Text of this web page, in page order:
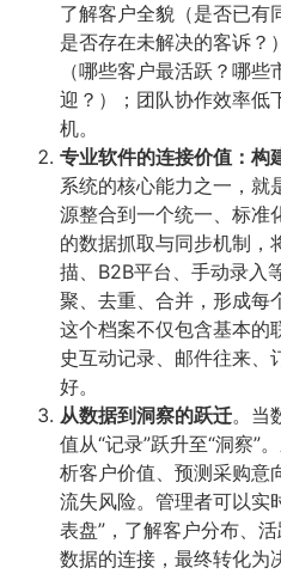
了解客户全貌（是否已有
是否存在未解决的客诉？
（哪些客户最活跃？哪
迎？）；团队协作效率低
机。
专业软件的连接价值：构
系统的核心能力之一，就
源整合到一个统一、标准
的数据抓取与同步机制，
描、B2B平台、手动录入
聚、去重、合并，形成每
这个档案不仅包含基本的
史互动记录、邮件往来、
好。
从数据到洞察的跃迁。当
值从“记录”跃升至“洞察”
析客户价值、预测采购意
流失风险。管理者可以实
表盘”，了解客户分布、
数据的连接，最终转化为